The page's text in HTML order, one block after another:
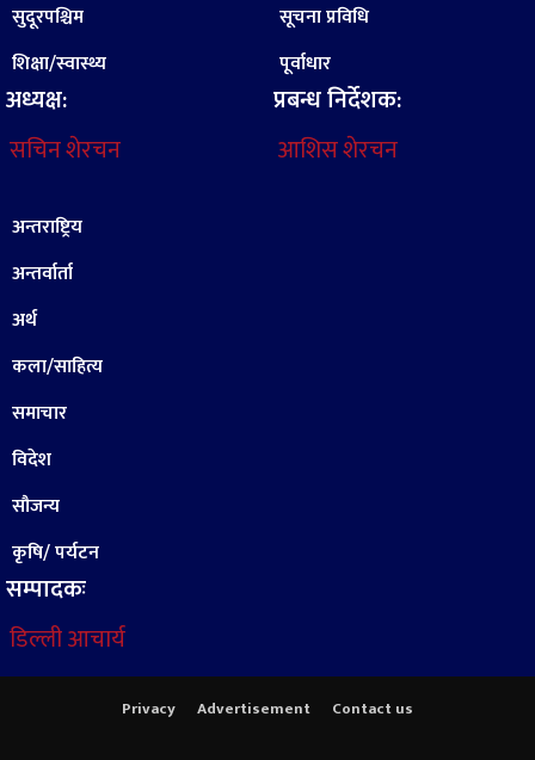
सुदूरपश्चिम
शिक्षा/स्वास्थ्य
अध्यक्ष:
सचिन शेरचन
सूचना प्रविधि
पूर्वाधार
प्रबन्ध निर्देशक:
आशिस शेरचन
अन्तराष्ट्रिय
अन्तर्वार्ता
अर्थ
कला/साहित्य
समाचार
विदेश
सौजन्य
कृषि/ पर्यटन
सम्पादकः
डिल्ली आचार्य
Privacy Advertisement Contact us